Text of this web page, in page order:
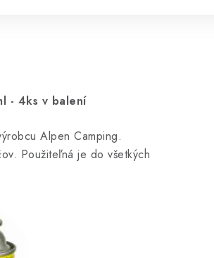
- 4ks v balení
Alpen Camping.
Použiteľná je do všetkých